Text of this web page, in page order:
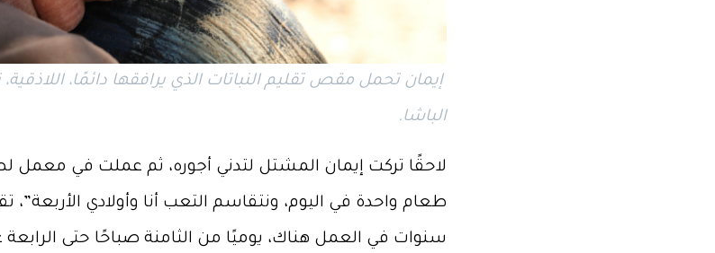
الباشا.
لاحقًا تركت إيمان المشتل لتدني أجوره، ثم عملت في معمل
طعام واحدة في اليوم، ونتقاسم التعب أنا وأولادي
سنوات في العمل هناك، يوميًا من الثامنة صباحًا حتى الرابعة